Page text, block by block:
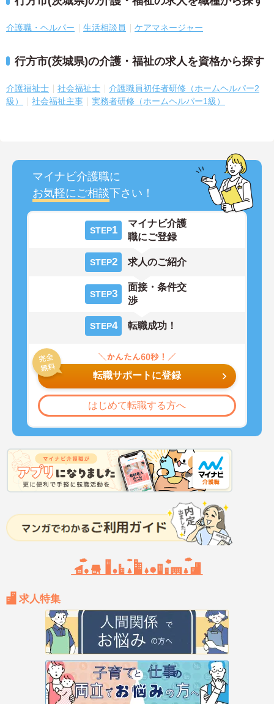
介護職・ヘルパー 生活相談員 ケアマネージャー
行方市(茨城県)の介護・福祉の求人を資格から探す
介護福祉士 社会福祉士
介護職員初任者研修（ホームヘルパー2
級）
社会福祉主事 実務者研修（ホームヘルパー1級）
マイナビ介護職に
お気軽にご相談下さい！
STEP1
マイナビ介護
職にご登録
STEP2 求人のご紹介
STEP3
面接・条件交
渉
STEP4 転職成功！
転職サポートに登録
はじめて転職する方へ
求人特集